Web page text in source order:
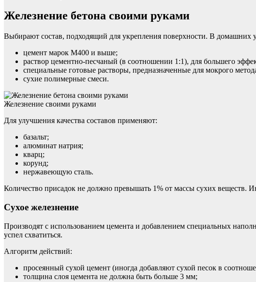
Железнение бетона своими руками
Выбирают состав, подходящий для укрепления поверхности. В домашних
цемент марок М400 и выше;
раствор цементно-песчаный (в соотношении 1:1), для большего
специальные готовые растворы, предназначенные для мокрого
сухие полимерные смеси.
Железнение своими руками
Для улучшения качества составов применяют:
базальт;
алюминат натрия;
кварц;
корунд;
нержавеющую сталь.
Количество присадок не должно превышать 1% от массы сухих веществ.
Сухое железнение
Производят с использованием цемента и добавлением специальных
успел схватиться.
Алгоритм действий:
просеянный сухой цемент (иногда добавляют сухой песок в
толщина слоя цемента не должна быть больше 3 мм;